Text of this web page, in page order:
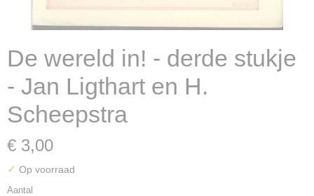
De wereld in! - derde stukje
- Jan Ligthart en H.
Scheepstra
€ 3,00
✓ Op voorraad
Aantal